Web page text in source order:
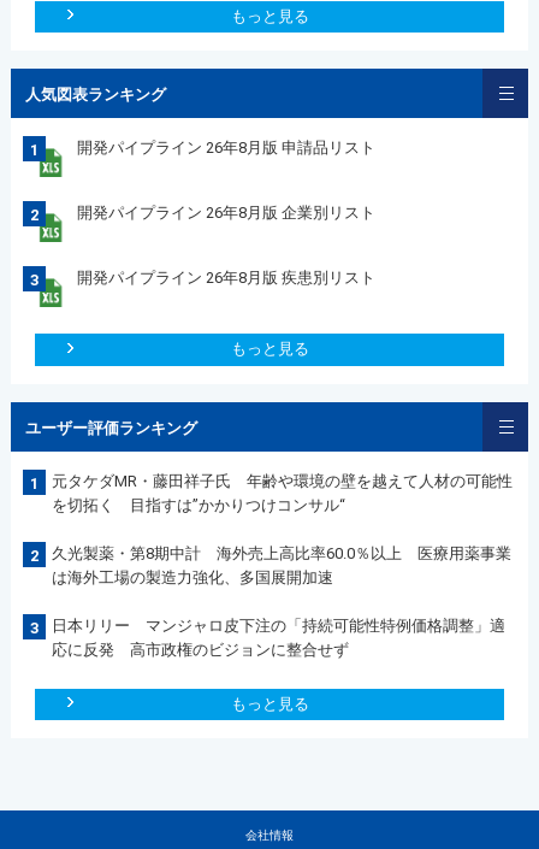
もっと見る
人気図表ランキング
1 開発パイプライン 26年8月版 申請品リスト
2 開発パイプライン 26年8月版 企業別リスト
3 開発パイプライン 26年8月版 疾患別リスト
もっと見る
ユーザー評価ランキング
1
元タケダMR・藤田祥子氏 年齢や環境の壁を越えて人材の可能性
を切拓く 目指すは”かかりつけコンサル“
2
久光製薬・第8期中計 海外売上高比率60.0％以上 医療用薬事業
は海外工場の製造力強化、多国展開加速
3
日本リリー マンジャロ皮下注の「持続可能性特例価格調整」適
応に反発 高市政権のビジョンに整合せず
もっと見る
会社情報